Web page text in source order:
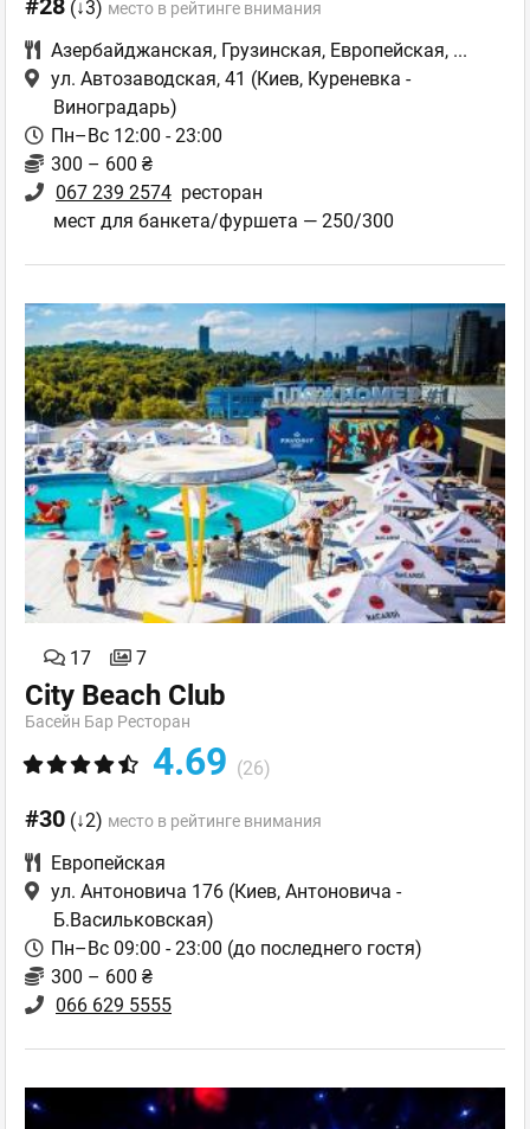
#28 (↓3) место в рейтинге внимания
Азербайджанская, Грузинская, Европейская, ...
ул. Автозаводская, 41 (Киев, Куреневка -
Виноградарь)
Пн–Вс 12:00 - 23:00
300 – 600 ₴
067 239 2574 ресторан
мест для банкета/фуршета — 250/300
17 7
City Beach Club
Баcейн Бар Ресторан
4.69 (26)
#30 (↓2) место в рейтинге внимания
Европейская
ул. Антоновича 176 (Киев, Антоновича -
Б.Васильковская)
Пн–Вс 09:00 - 23:00 (до последнего гостя)
300 – 600 ₴
066 629 5555